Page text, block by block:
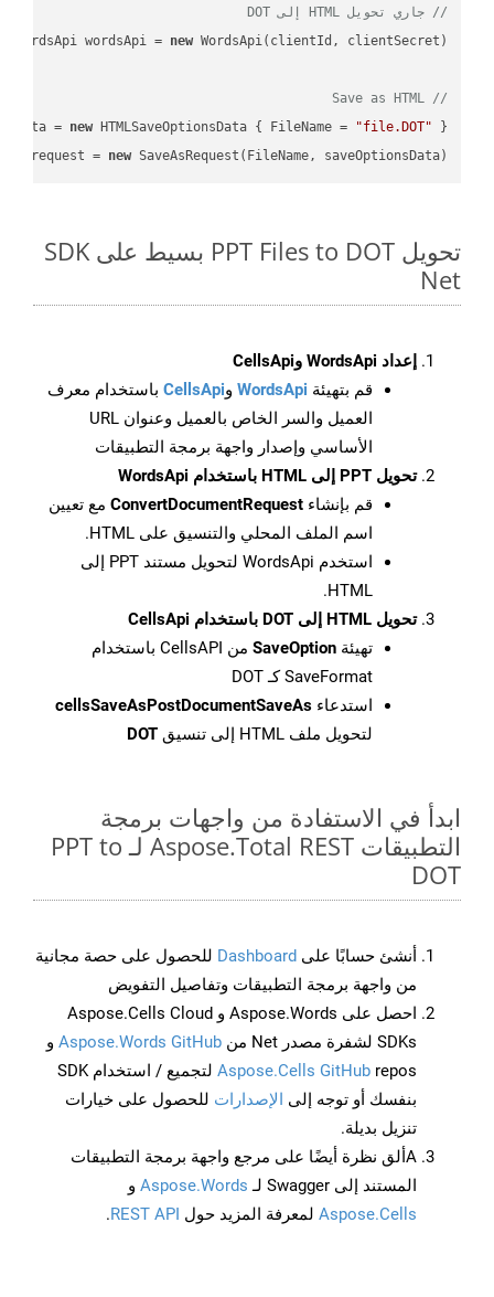
// جاري تحويل HTML إلى DOT
WordsApi wordsApi = new
// Save as HTML
= new HTMLSaveOptionsData { FileName = "file.DOT" };
request = new SaveAsRequest(FileName, saveOptionsData);
تحويل PPT Files to DOT بسيط على SDK
Net
إعداد WordsApi وCellsApi
قم بتهيئة WordsApi وCellsApi باستخدام معرف
العميل والسر الخاص بالعميل وعنوان URL
الأساسي وإصدار واجهة برمجة التطبيقات
تحويل PPT إلى HTML باستخدام WordsApi
قم بإنشاء ConvertDocumentRequest مع تعيين
اسم الملف المحلي والتنسيق على HTML.
استخدم WordsApi لتحويل مستند PPT إلى
HTML.
تحويل HTML إلى DOT باستخدام CellsApi
تهيئة SaveOption
من CellsAPI باستخدام
SaveFormat كـ DOT
استدعاء cellsSaveAsPostDocumentSaveAs
لتحويل ملف HTML إلى تنسيق
DOT
ابدأ في الاستفادة من واجهات برمجة
التطبيقات Aspose.Total REST لـ PPT to
DOT
أنشئ حسابًا على Dashboard للحصول على حصة مجانية
من واجهة برمجة التطبيقات وتفاصيل التفويض
احصل على Aspose.Words و Aspose.Cells Cloud
SDKs لشفرة مصدر Net من
Aspose.Words GitHub و
Aspose.Cells GitHub
repos لتجميع / استخدام SDK
بنفسك أو توجه إلى الإصدارات للحصول على خيارات
تنزيل بديلة.
Aألق نظرة أيضًا على مرجع واجهة برمجة التطبيقات
المستند إلى Swagger لـ
Aspose.Words و
Aspose.Cells لمعرفة المزيد حول REST API
.